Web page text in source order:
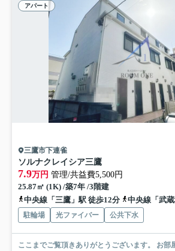
アパート
三鷹市下連雀
ソルナクレイシア三鷹
7.9万円 管理/共益費5,500円
25.87㎡ (1K) /築7年 /3階建
中央線「三鷹」駅 徒歩12分
中央線「武
駐輪場 光ファイバー 公共下水
ここまでご覧頂きありがとうございます。 お部屋探しの際には、皆さま